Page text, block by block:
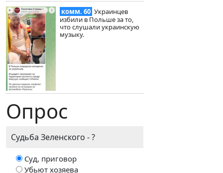
комм. 60 Украинцев
избили в Польше за то,
что слушали украинскую
музыку.
Опрос
Судьба Зеленского - ?
Суд, приговор
Убьют хозяева